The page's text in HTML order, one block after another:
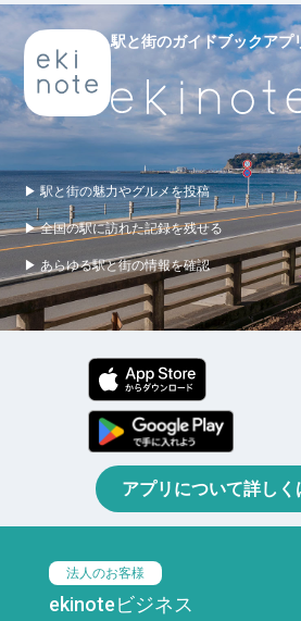
駅と街のガイドブックアプ
▶ 駅と街の魅力やグルメを投稿
▶ 全国の駅に訪れた記録を残せる
▶ あらゆる駅と街の情報を確認
アプリについて詳しく
法人のお客様
ekinoteビジネス